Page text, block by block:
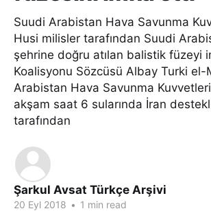
Suudi Arabistan Hava Savunma
Husi milisler tarafından Suudi
şehrine doğru atılan balistik füzeyi
Koalisyonu Sözcüsü Albay Turki el-
Arabistan Hava Savunma
akşam saat 6 sularında İran
tarafından
Şarkul Avsat Türkçe Arşivi
20 Eyl 2018 • 1 min read